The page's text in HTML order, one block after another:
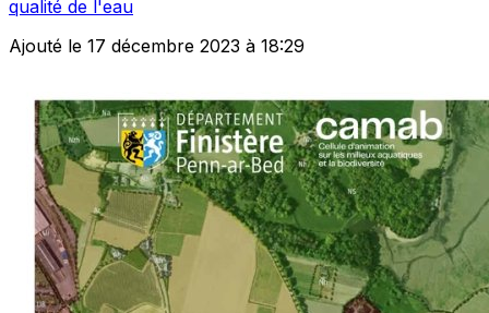
qualité de l'eau
Ajouté le 17 décembre 2023 à 18:29